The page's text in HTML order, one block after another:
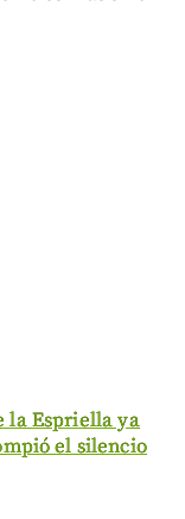
la Espriella ya
el silencio